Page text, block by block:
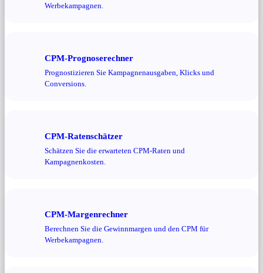
Werbekampagnen.
CPM-Prognoserechner
Prognostizieren Sie Kampagnenausgaben, Klicks und
Conversions.
CPM-Ratenschätzer
Schätzen Sie die erwarteten CPM-Raten und
Kampagnenkosten.
CPM-Margenrechner
Berechnen Sie die Gewinnmargen und den CPM für
Werbekampagnen.